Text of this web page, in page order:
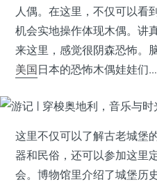
人偶。在这里，不仅可以看
机会实地操作体现木偶。讲
来这里，感觉很阴森恐怖。
美国日本的恐怖木偶娃娃们
这里不仅可以了解古老城堡
器和民俗，还可以参加这里
会。博物馆里介绍了城堡历